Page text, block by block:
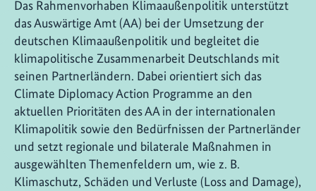
Das Rahmenvorhaben Klimaaußenpolitik unterstützt
das Auswärtige Amt (AA) bei der Umsetzung der
deutschen Klimaaußenpolitik und begleitet die
klimapolitische Zusammenarbeit Deutschlands mit
seinen Partnerländern. Dabei orientiert sich das
Climate Diplomacy Action Programme an den
aktuellen Prioritäten des AA in der internationalen
Klimapolitik sowie den Bedürfnissen der Partnerländer
und setzt regionale und bilaterale Maßnahmen in
ausgewählten Themenfeldern um, wie z. B.
Klimaschutz, Schäden und Verluste (Loss and Damage),